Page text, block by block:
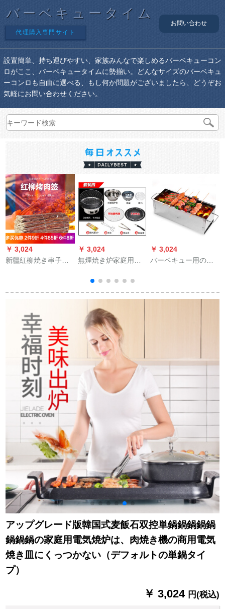
バーベキュータイム
代理購入専門サイト
お問い合わせ
設置簡単、持ち運びやすい、家族みんなで楽しめるバーベキューコン
ロがここ、バーベキュータイムに勢揃い。どんなサイズのバーベキュ
ーコンロも自由に選べる、もし何か問題がございましたら、どうぞお
気軽にお問い合わせください。
￥ 3,024
新疆紅柳焼き串子紅
40 cm長さ直径7-10
￥ 3,024
無煙焼き炉家庭用木
外韓国式焼肉炉業務
用グリル炭コース四
ル）
￥ 3,024
バーベキュー用のバ
ルグリル箱のバーベ
アップグレード版韓国式麦飯石双控単鍋鍋鍋鍋鍋
鍋鍋鍋の家庭用電気焼炉は、肉焼き機の商用電気
焼き皿にくっつかない（デフォルトの単鍋タイ
プ）
￥ 3,024 円(税込)